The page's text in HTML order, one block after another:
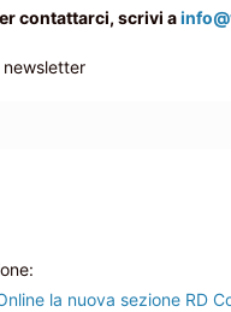
contattarci, scrivi a
la nuova sezione RD